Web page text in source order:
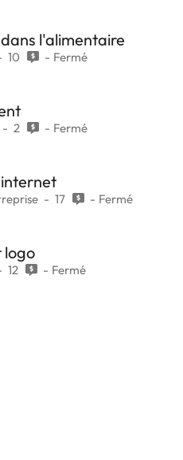
l'alimentaire
10 Fermé
2 Fermé
17 Fermé
logo
12 Fermé